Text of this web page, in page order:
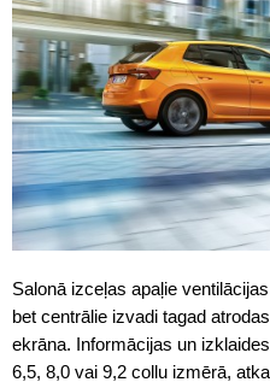
Salonā izceļas apaļie
bet centrālie izvadi tagad
ekrāna. Informācijas un
6,5, 8,0 vai 9,2 collu izmērā,